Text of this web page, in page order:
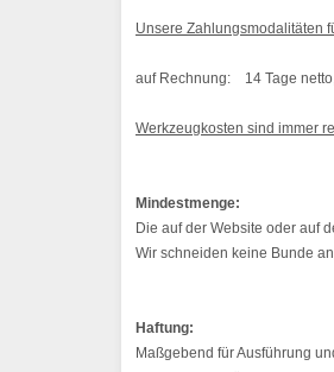
Unsere Zahlungsmodalitäten
auf Rechnung: 14 Tage
Werkzeugkosten sind immer
Mindestmenge:
Die auf der Website oder auf
Wir schneiden keine Bunde
Haftung:
Maßgebend für Ausführung